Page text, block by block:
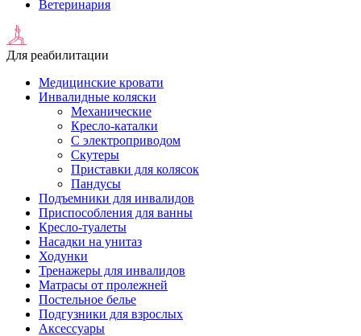
Ветеринария
Для реабилитации
Медицинские кровати
Инвалидные коляски
Механические
Кресло-каталки
С электроприводом
Скутеры
Приставки для колясок
Пандусы
Подъемники для инвалидов
Приспособления для ванны
Кресло-туалеты
Насадки на унитаз
Ходунки
Тренажеры для инвалидов
Матрасы от пролежней
Постельное белье
Подгузники для взрослых
Аксессуары